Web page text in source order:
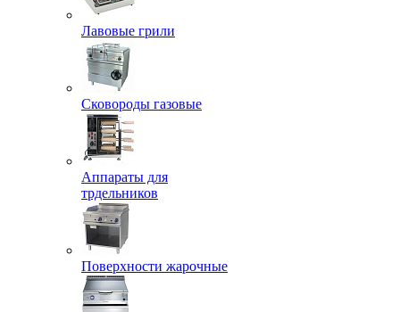
Лавовые грили
Сковороды газовые
Аппараты для
трдельников
Поверхности жарочные